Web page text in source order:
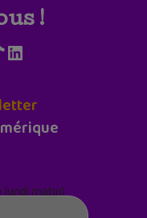
!
LinkedIn
matin)